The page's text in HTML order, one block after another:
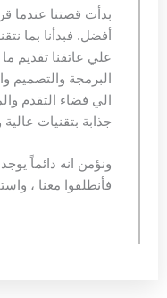
بدأت قصتنا عندما
أفضل. فبدأنا بما
علي عاتقنا تقديم
البرمجة والتصميم
الي فضاء التقدم
جذابة بتقنيات
ونؤمن انه دائماً
فأنطلقوا معنا ،